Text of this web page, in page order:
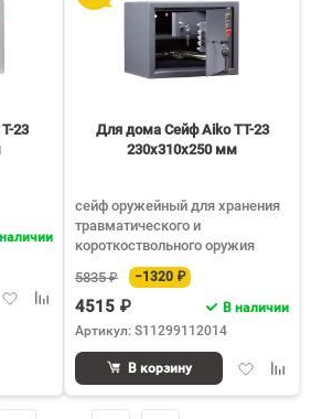
23
ДобавитьДобавить
сравнению
Для дома Сейф Aiko TT-23
230x310x250 мм
сейф оружейный для хранения
травматического и
короткоствольного оружия
5835 ₽
−1320 ₽
4515 ₽
В наличии
Артикул: S11299112014
Добавить
В корзину